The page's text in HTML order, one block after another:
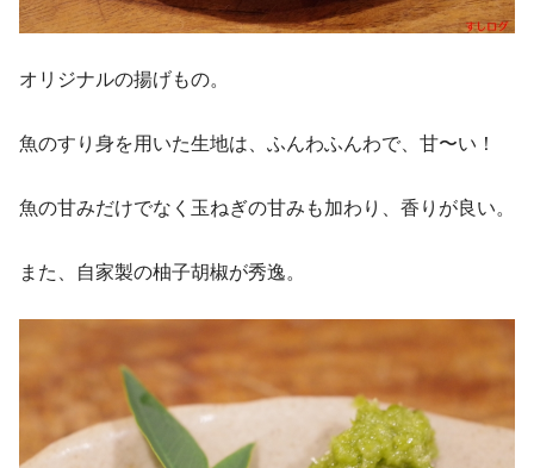
オリジナルの揚げもの。
魚のすり身を用いた生地は、ふんわふんわで、甘〜い！
魚の甘みだけでなく玉ねぎの甘みも加わり、香りが良い。
また、自家製の柚子胡椒が秀逸。